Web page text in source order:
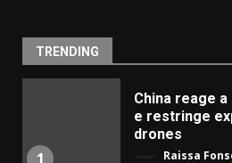
TRENDING
1
China reage
e restringe
drones
Raissa